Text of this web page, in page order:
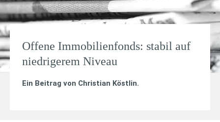
Offene Immobilienfonds: stabil auf
niedrigerem Niveau
Ein Beitrag von Christian Köstlin.